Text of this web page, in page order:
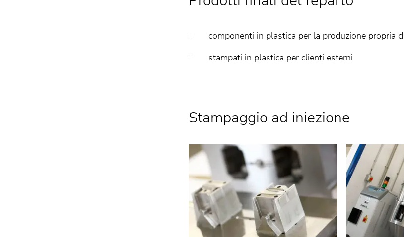
componenti in plastica per la produzione propria
stampati in plastica per clienti esterni
Stampaggio ad iniezione